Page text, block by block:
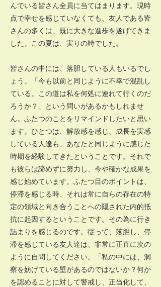
んでいる皆さん全員に当てはまります。現時
点で幸せを感じていなくても、友人である皆
さんの多くは、既に大きな進歩を遂げてきま
した。この夏は、実りの時でした。
皆さんの中には、落胆している人もいるでし
ょう。「今も以前と同じように不幸で混乱し
ている。この道は私を何処に連れて行くのだ
ろうか？」という問いがあるかもしれませ
ん。ふたつのことをリマインドしたいと思い
ます。ひとつは、解放感を感じ、成長を実感
している人達も、あなたと同じように感じた
時期を経験してきたということです。それで
も彼らは諦めずに努力し、今や確かな成果を
感じ始めています。ふたつ目のポイントは、
停滞を感じる時、それは常に自らの存在の特
定の領域と向き合うことへの隠された内的抵
抗に起因するということです。その為に行き
詰まりを感じるのです。従って、落胆し、停
滞を感じている友人達は、非常に正直に次の
ように自問してください。「私の中には、洞
察を妨げている壁があるのではないか？何か
を認めることに対して警戒し、正当化して、